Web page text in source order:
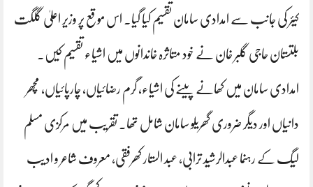
کیئر کی جانب سے امدادی سامان تقسیم کیا گیا۔ اس موقع پر وزیر اعلیٰ گلگت
بلتستان حاجی گلبر خان نے خود متاثرہ خاندانوں میں اشیاء تقسیم کیں۔
امدادی سامان میں کھانے پینے کی اشیاء، گرم رضائیاں، چارپائیاں، مچھر
دانیاں اور دیگر ضروری گھریلو سامان شامل تھا۔ تقریب میں مرکزی مسلم
لیگ کے رہنما عبدالرشید ترابی، عبد الستار کھرفقی، معروف شاعر و ادیب